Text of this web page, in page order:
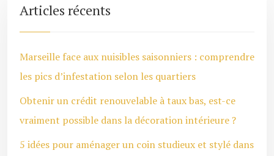
Articles récents
Marseille face aux nuisibles saisonniers : comprendre
les pics d’infestation selon les quartiers
Obtenir un crédit renouvelable à taux bas, est-ce
vraiment possible dans la décoration intérieure ?
5 idées pour aménager un coin studieux et stylé dans